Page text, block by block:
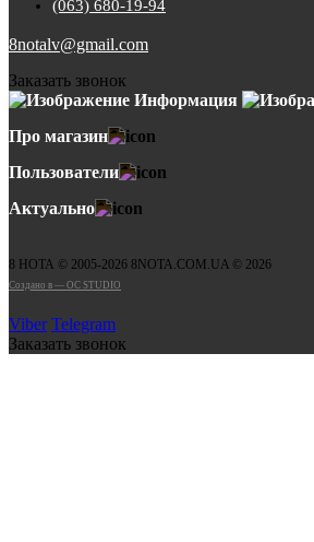
(063) 680-19-94
8notalv@gmail.com
Заказать звонок
Информация
Про магазин
Пользователи
Актуально
8 НОТА © 2005-2026 8NOTA.COM.UA © 2026
Создано в — OC STUDIO
Viber Telegram
Заказать звонок